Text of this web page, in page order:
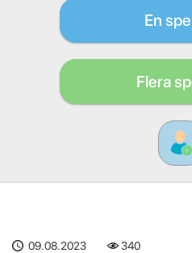
En
Flera
09.08.2023 340